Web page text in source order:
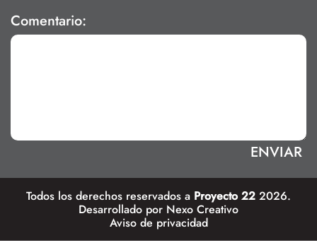
Comentario:
Todos los derechos reservados a Proyecto 22 2026.
Desarrollado por Nexo Creativo
Aviso de privacidad